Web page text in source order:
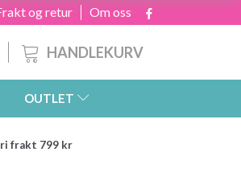
Om oss
og retur
HANDLEKURV
OUTLET
frakt 799 kr